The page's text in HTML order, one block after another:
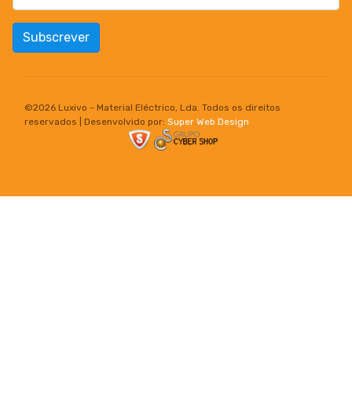
Subscrever
©2026 Luxivo - Material Eléctrico, Lda. Todos os direitos
reservados | Desenvolvido por: Super Web Design